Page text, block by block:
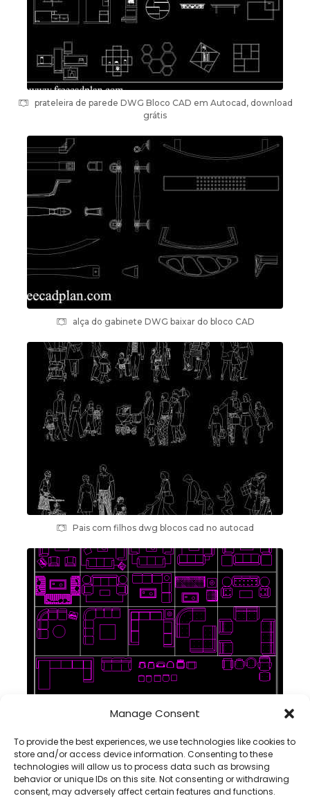
Manage Consent
To provide the best experiences, we use technologies like cookies to
store and/or access device information. Consenting to these
technologies will allow us to process data such as browsing
behavior or unique IDs on this site. Not consenting or withdrawing
consent, may adversely affect certain features and functions.
prateleira de parede DWG Bloco CAD em Autocad, download
grátis
alça do gabinete DWG baixar do bloco CAD
Pais com filhos dwg blocos cad no autocad